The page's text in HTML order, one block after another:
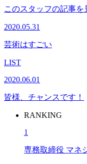
このスタッフの記事を
2020.05.31
芸術はすごい
LIST
2020.06.01
皆様、チャンスです！
RANKING
1
専務取締役 マネ